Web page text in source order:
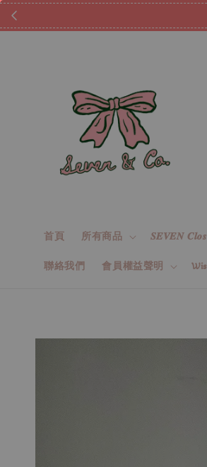
首頁 所有商品 𝑺𝑬𝑽𝑬𝑵
聯絡我們 會員權益聲明